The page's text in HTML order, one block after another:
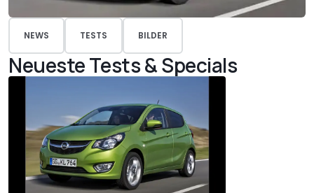
NEWS TESTS BILDER
Neueste Tests & Specials